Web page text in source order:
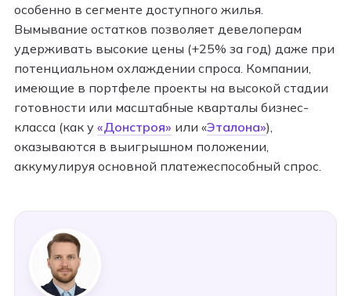
особенно в сегменте доступного жилья.
Вымывание остатков позволяет девелоперам
удерживать высокие цены (+25% за год) даже при
потенциальном охлаждении спроса. Компании,
имеющие в портфеле проекты на высокой стадии
готовности или масштабные кварталы бизнес-
класса (как у «Донстроя» или «Эталона»),
оказываются в выигрышном положении,
аккумулируя основной платежеспособный спрос.